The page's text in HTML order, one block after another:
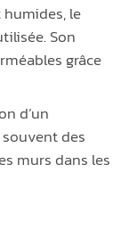
le
Son
grâce
d’un
des
murs dans les